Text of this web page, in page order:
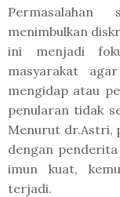
menimbulkan
ini menjadi
masyarakat
mengidap atau
penularan tidak
Menurut dr.Astri,
dengan
imun kuat,
terjadi.